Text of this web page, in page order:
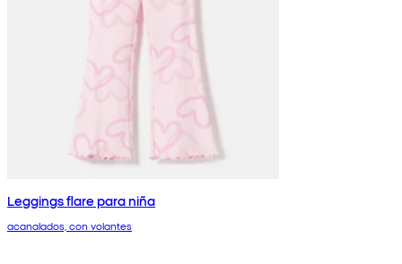
Leggings flare para niña
acanalados, con volantes